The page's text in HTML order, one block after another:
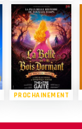
PROCHAINEMENT